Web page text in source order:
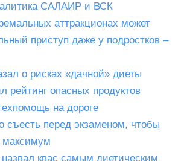
САЛАИР и ВСК
аттракционах может
приступ даже у подростков –
о рисках «дачной» диеты
рейтинг опасных продуктов
на дороге
съесть перед экзаменом, чтобы
максимум
квас самым диетическим